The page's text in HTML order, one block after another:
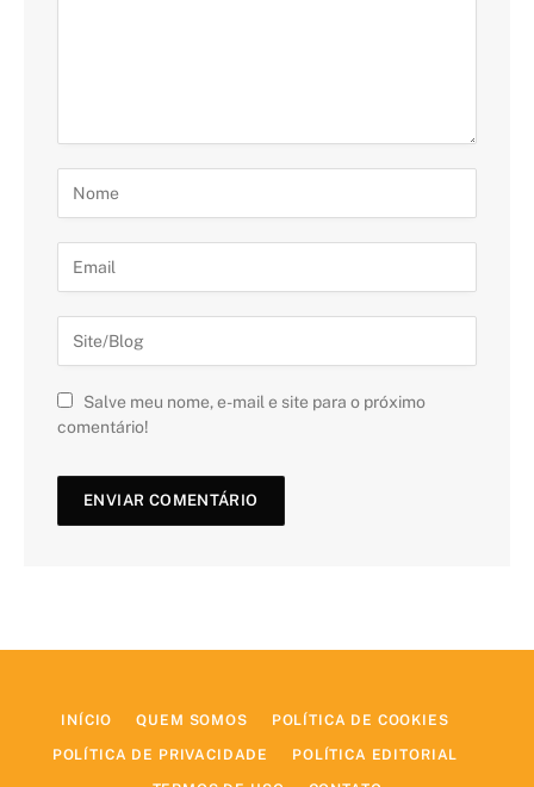
Salve meu nome, e-mail e site para o próximo
comentário!
INÍCIO QUEM SOMOS POLÍTICA DE COOKIES
POLÍTICA DE PRIVACIDADE POLÍTICA EDITORIAL